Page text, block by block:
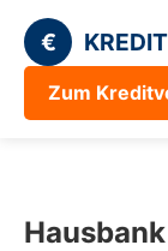
€ KREDIT
Zum